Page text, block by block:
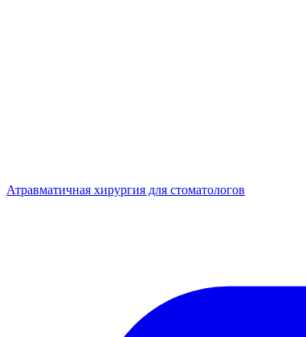
Атравматичная хирургия для стоматологов